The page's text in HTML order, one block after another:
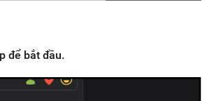
để bắt đầu.